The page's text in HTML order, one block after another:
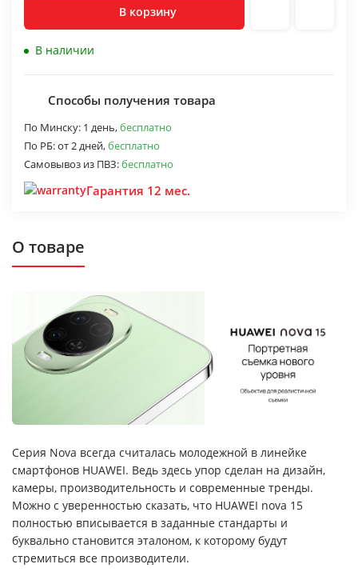
В корзину
В наличии
Способы получения товара
По Минску: 1 день,бесплатно
По РБ:от 2 дней,бесплатно
Самовывоз из ПВЗ:бесплатно
Гарантия 12 мес.
О товаре
Серия Nova всегда считалась молодежной в линейке
смартфонов HUAWEI. Ведь здесь упор сделан на дизайн,
камеры, производительность и современные тренды.
Можно с уверенностью сказать, что HUAWEI nova 15
полностью вписывается в заданные стандарты и
буквально становится эталоном, к которому будут
стремиться все производители.